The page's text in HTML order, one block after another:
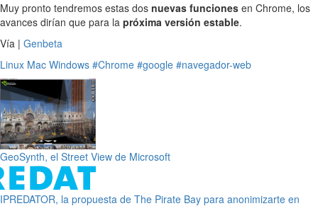
Muy pronto tendremos estas dos nuevas funciones en Chrome, los
avances dirían que para la próxima versión estable.
Vía | Genbeta
Linux Mac Windows #Chrome #google #navegador-web
GeoSynth, el Street View de Microsoft
IPREDATOR, la propuesta de The Pirate Bay para anonimizarte en